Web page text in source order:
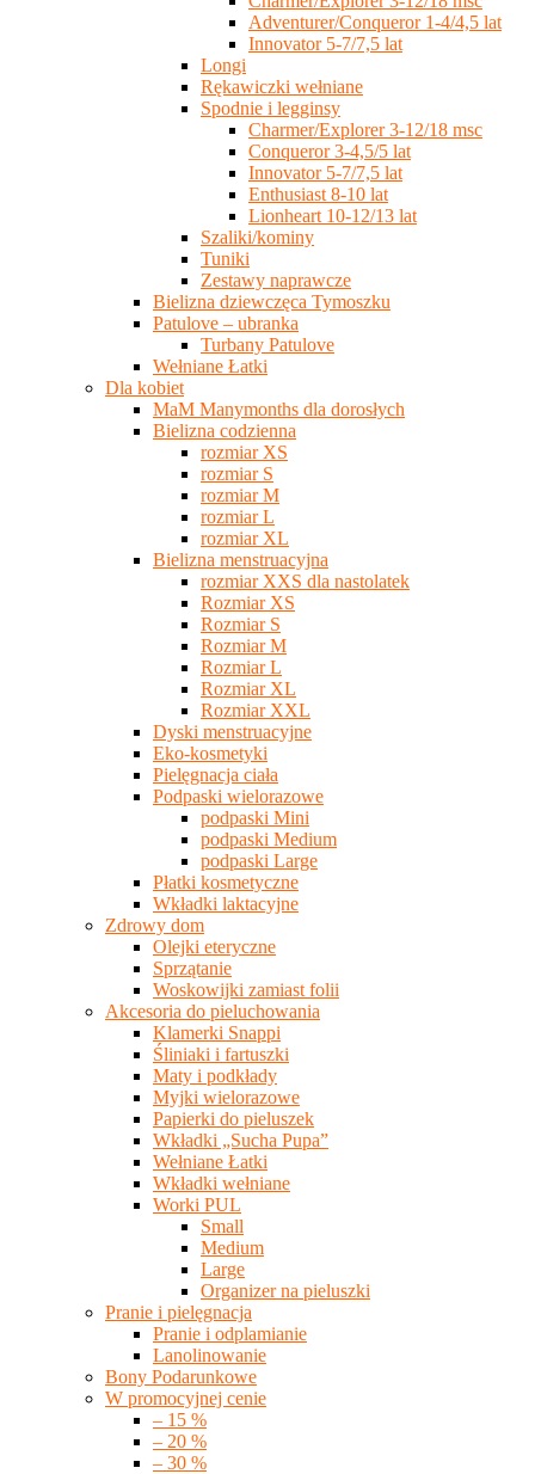
Adventurer/Conqueror 1-4/4,5 lat
Innovator 5-7/7,5 lat
Longi
Rękawiczki wełniane
Spodnie i legginsy
Charmer/Explorer 3-12/18 msc
Conqueror 3-4,5/5 lat
Innovator 5-7/7,5 lat
Enthusiast 8-10 lat
Lionheart 10-12/13 lat
Szaliki/kominy
Tuniki
Zestawy naprawcze
Bielizna dziewczęca Tymoszku
Patulove – ubranka
Turbany Patulove
Wełniane Łatki
Dla kobiet
MaM Manymonths dla dorosłych
Bielizna codzienna
rozmiar XS
rozmiar S
rozmiar M
rozmiar L
rozmiar XL
Bielizna menstruacyjna
rozmiar XXS dla nastolatek
Rozmiar XS
Rozmiar S
Rozmiar M
Rozmiar L
Rozmiar XL
Rozmiar XXL
Dyski menstruacyjne
Eko-kosmetyki
Pielęgnacja ciała
Podpaski wielorazowe
podpaski Mini
podpaski Medium
podpaski Large
Płatki kosmetyczne
Wkładki laktacyjne
Zdrowy dom
Olejki eteryczne
Sprzątanie
Woskowijki zamiast folii
Akcesoria do pieluchowania
Klamerki Snappi
Śliniaki i fartuszki
Maty i podkłady
Myjki wielorazowe
Papierki do pieluszek
Wkładki „Sucha Pupa”
Wełniane Łatki
Wkładki wełniane
Worki PUL
Small
Medium
Large
Organizer na pieluszki
Pranie i pielęgnacja
Pranie i odplamianie
Lanolinowanie
Bony Podarunkowe
W promocyjnej cenie
– 15 %
– 20 %
– 30 %